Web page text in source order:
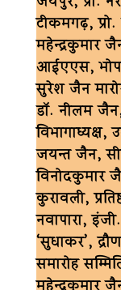
टीकमगढ़,
महेन्द्रकुमार
आईएएस,
सुरेश जैन
डॉ. नीलम
जयन्त जैन,
विनोदकुमार
कुरावली,
नवापारा,
‘सुधाकर’,
समारोह